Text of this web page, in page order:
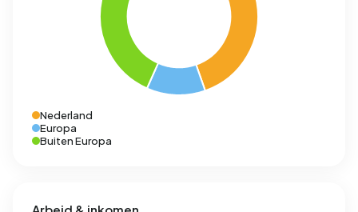
Nederland
Europa
Buiten Europa